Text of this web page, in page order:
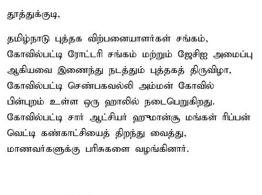
தூத்துக்குடி,
தமிழ்நாடு புத்தக விற்பனையாளர்கள் சங்கம்,
கோவில்பட்டி ரோட்டரி சங்கம் மற்றும் ஜேசிஐ அமைப்பு
ஆகியவை இணைந்து நடத்தும் புத்தகத் திருவிழா,
கோவில்பட்டி செண்பகவல்லி அம்மன் கோவில்
பின்புறம் உள்ள ஒரு ஹாலில் நடைபெறுகிறது.
கோவில்பட்டி சார் ஆட்சியர் ஹுமான்சூ மங்கள் ரிப்பன்
வெட்டி கண்காட்சியைத் திறந்து வைத்து,
மாணவர்களுக்கு பரிசுகளை வழங்கினார்.